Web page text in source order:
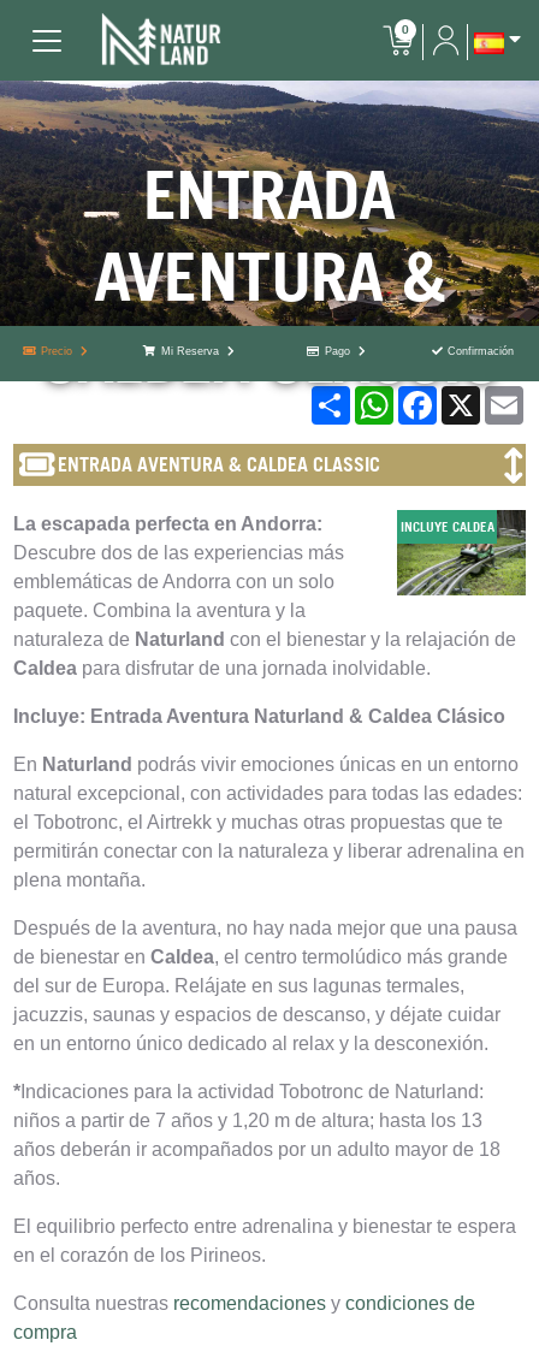
0
ENTRADA
AVENTURA &
CALDEA CLASSIC
Precio Mi Reserva Pago Confirmación
ShareWhatsApp
Facebook
X
ENTRADA AVENTURA & CALDEA CLASSIC
INCLUYE CALDEA
La escapada perfecta en Andorra:
Descubre dos de las experiencias más
emblemáticas de Andorra con un solo
paquete. Combina la aventura y la
naturaleza de Naturland con el bienestar y la relajación de
Caldea para disfrutar de una jornada inolvidable.
Incluye: Entrada Aventura Naturland & Caldea Clásico
En Naturland podrás vivir emociones únicas en un entorno
natural excepcional, con actividades para todas las edades:
el Tobotronc, el Airtrekk y muchas otras propuestas que te
permitirán conectar con la naturaleza y liberar adrenalina en
plena montaña.
Después de la aventura, no hay nada mejor que una pausa
de bienestar enCaldea, el centro termolúdico más grande
del sur de Europa. Relájate en sus lagunas termales,
jacuzzis, saunas y espacios de descanso, y déjate cuidar
en un entorno único dedicado al relax y la desconexión.
* Indicaciones para la actividad Tobotronc de Naturland:
niños a partir de 7 años y 1,20 m de altura; hasta los 13
años deberán ir acompañados por un adulto mayor de 18
años.
El equilibrio perfecto entre adrenalina y bienestar te espera
en el corazón de los Pirineos.
Consulta nuestras recomendacionesycondiciones de
compra